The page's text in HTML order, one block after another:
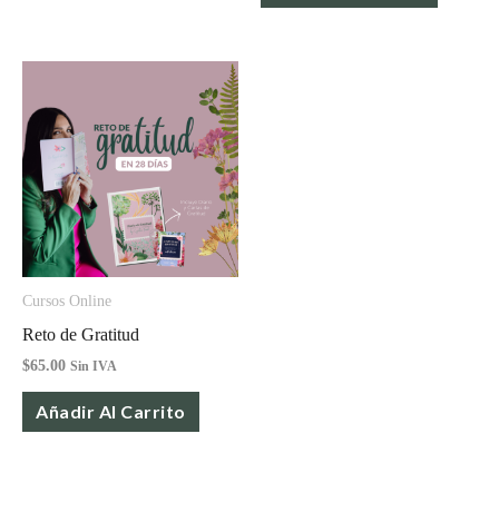
Cursos Online
Reto de Gratitud
$65.00 Sin IVA
Añadir Al Carrito